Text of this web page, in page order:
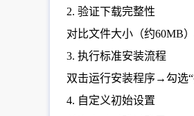
2. 验证下载完整性
对比文件大小（约60MB
3. 执行标准安装流程
双击运行安装程序→勾选
4. 自定义初始设置